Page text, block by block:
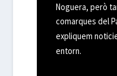
Noguera, però
comarques del
expliquem
entorn.